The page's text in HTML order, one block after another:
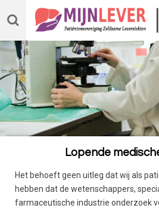
direct
naar
de
hoofdinhoud
Lopende
Het behoeft geen uitleg dat wij als
hebben dat de wetenschappers,
farmaceutische industrie onderzoek